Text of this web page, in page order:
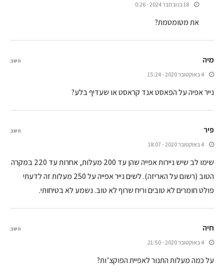
18 בנובמבר 2024 - 0:26
את מטומטמת?
מיה
4 באוקטובר 2020 - 15:24
נייר אפיה על הפאסט אנד קראסט או שעדיף בלע?
השב
פיר
4 באוקטובר 2020 - 18:07
שימו לב שיש ניירות אפייה שהן עד 200 מעלות, אחרות עד 220 במקרה
הטוב (רשום על האריזה). לשים נייר אפייה על 250 מעלות זה לדעתי
פולט חומרים לא טובים וריח שרוף לא טוב. נשמע לא בטיחותי.
השב
חיה
4 באוקטובר 2020 - 21:50
על כמה מעלות התנור לאפיית הפוקצ’ות?
השב